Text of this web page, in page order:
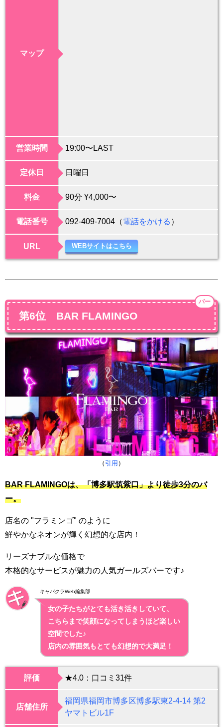
マップ
営業時間 19:00〜LAST
定休日 日曜日
料金 90分 ¥4,000〜
電話番号 092-409-7004（電話をかける ）
URL WEBサイトはこちら
第6位 BAR FLAMINGO
バー
（ 引用 ）
BAR FLAMINGOは、「博多駅筑紫口」より徒歩3分のバ
ー。
店名の "フラミンゴ" のように
鮮やかなネオンが輝く幻想的な店内！
リーズナブルな価格で
本格的なサービスが魅力の人気ガールズバーです♪
キャバクラWeb編集部
女の子たちがとても活き活きしていて、
こちらまで笑顔になってしまうほど楽しい
空間でした♪
店内の雰囲気もとても幻想的で大満足！
評価 ★4.0：口コミ31件
店舗住所
福岡県福岡市博多区博多駅東2-4-14 第2
ヤマトビル1F